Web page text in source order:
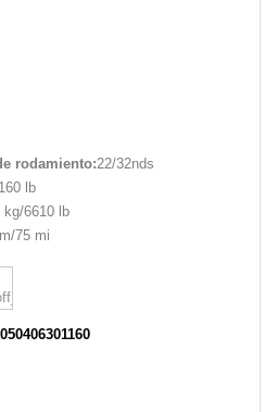
rodamiento:22/32nds
lb
kg/6610 lb
75 mi